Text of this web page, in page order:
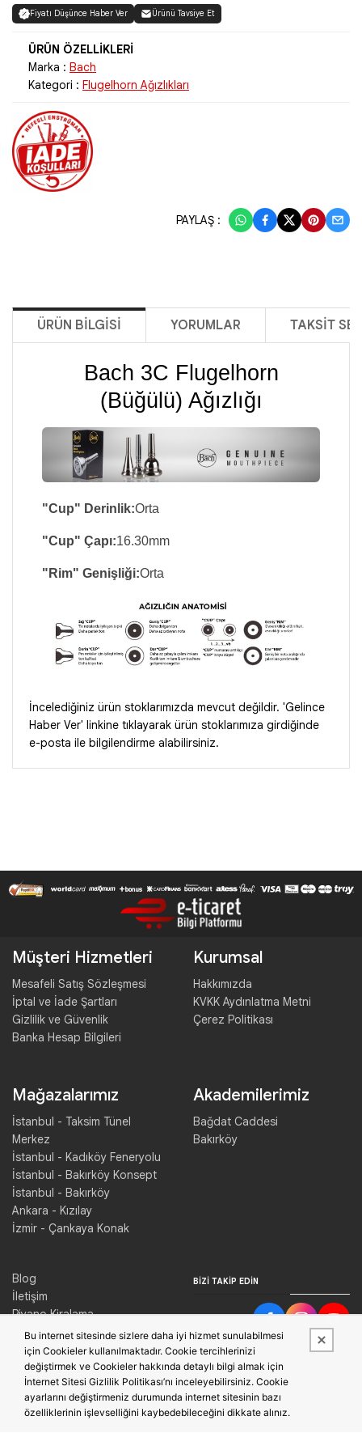
Fiyatı Düşünce Haber Ver Ürünü Tavsiye Et
Marka : Bach
Kategori : Flugelhorn Ağızlıkları
PAYLAŞ :
ÜRÜN BILGISI YORUMLAR TAKSIT
Bach 3C Flugelhorn
(Büğülü) Ağızlığı
"Cup" Derinlik:Orta
"Cup" Çapı:16.30mm
"Rim" Genişliği:Orta
İncelediğiniz ürün stoklarımızda mevcut değildir. 'Gelince
Haber Ver' linkine tıklayarak ürün stoklarımıza girdiğinde
e-posta ile bilgilendirme alabilirsiniz.
Müşteri Hizmetleri
Mesafeli Satış Sözleşmesi
İptal ve İade Şartları
Gizlilik ve Güvenlik
Banka Hesap Bilgileri
Kurumsal
Hakkımızda
KVKK Aydınlatma Metni
Çerez Politikası
Mağazalarımız
İstanbul - Taksim Tünel
Merkez
İstanbul - Kadıköy Feneryolu
İstanbul - Bakırköy Konsept
İstanbul - Bakırköy
Ankara - Kızılay
İzmir - Çankaya Konak
Akademilerimiz
Bağdat Caddesi
Bakırköy
Blog
İletişim
Piyano Kiralama
Konser Salonu Kiralama
BIZI TAKIP EDIN
Bu internet sitesinde sizlere daha iyi hizmet sunulabilmesi
için Cookieler kullanılmaktadır. Cookie tercihlerinizi
değiştirmek ve Cookieler hakkında detaylı bilgi almak için
İnternet Sitesi Gizlilik Politikası’nı inceleyebilirsiniz. Cookie
ayarlarını değiştirmeniz durumunda internet sitesinin bazı
özelliklerinin işlevselliğini kaybedebileceğini dikkate alınız.